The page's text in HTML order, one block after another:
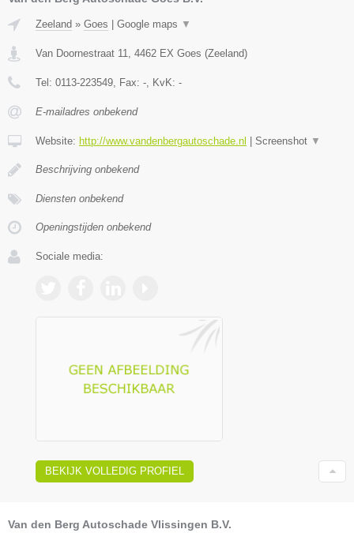
Zeeland » Goes | Google maps ▼
Van Doornestraat 11 4462 EX Goes (Zeeland)
Tel: 0113-223549 , Fax: - , KvK: -
E-mailadres onbekend
Website: http://www.vandenbergautoschade.nl | Screenshot ▼
Beschrijving onbekend
Diensten onbekend
Openingstijden onbekend
Sociale media:
BEKIJK VOLLEDIG PROFIEL
Van den Berg Autoschade Vlissingen B.V.